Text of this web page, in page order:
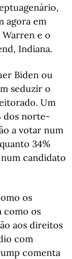
agora em
e o
Indiana.
Biden ou
seduzir o
Um
dos norte-
a votar num
34%
candidato
os
como os
aos direitos
com
comenta